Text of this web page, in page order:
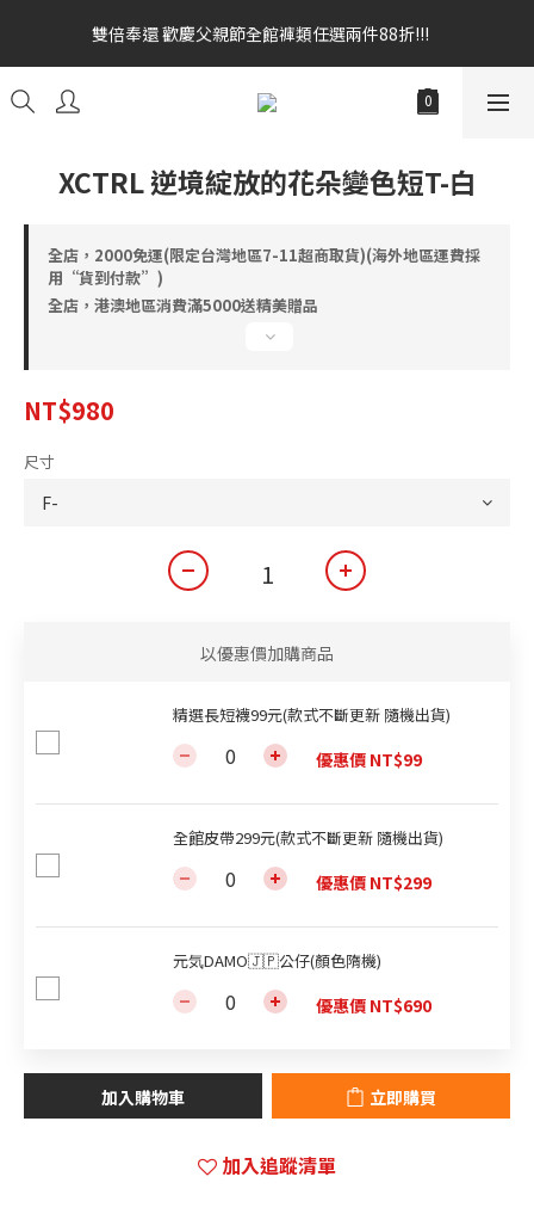
雙倍奉還 歡慶父親節全館褲類任選兩件88折!!!
雙倍奉還 歡慶父親節全館褲類任選兩件88折!!!
全館消費滿額$1680贈3D好野貓公仔(絲綢鐵黑) 滿額$2499贈達摩
金幣 送完為止!  滿$3000再贈現金卷$300元
雙倍奉還 歡慶父親節全館褲類任選兩件88折!!!
XCTRL 逆境綻放的花朵變色短T-白
全店，2000免運(限定台灣地區7-11超商取貨)(海外地區運費採
用“貨到付款”)
全店，港澳地區消費滿5000送精美贈品
NT$980
尺寸
以優惠價加購商品
精選長短襪99元(款式不斷更新 隨機出貨)
優惠價 NT$99
全館皮帶299元(款式不斷更新 隨機出貨)
優惠價 NT$299
元気DAMO🇯🇵公仔(顏色隋機)
優惠價 NT$690
加入購物車 立即購買
加入追蹤清單